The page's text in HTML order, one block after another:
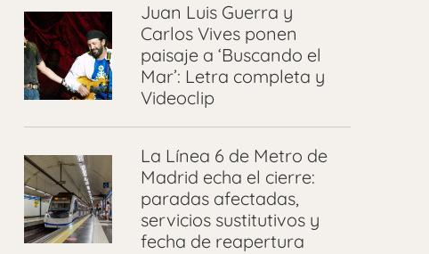
Juan Luis Guerra y
Carlos Vives ponen
paisaje a ‘Buscando el
Mar’: Letra completa y
Videoclip
La Línea 6 de Metro de
Madrid echa el cierre:
paradas afectadas,
servicios sustitutivos y
fecha de reapertura